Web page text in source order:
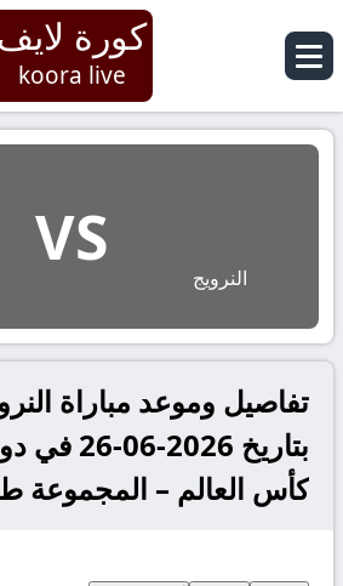
كورة لايف
koora live
النرويج
VS
تفاصيل وموعد مباراة
بتاريخ
كأس العالم – المجموعة